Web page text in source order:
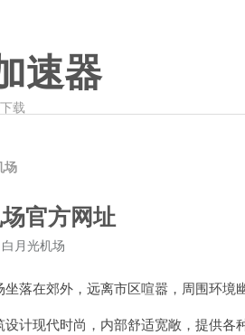
速器
载
场
官方网址
白月光机场
在郊外，远离市区喧嚣，周围环境幽
现代时尚，内部舒适宽敞，提供各